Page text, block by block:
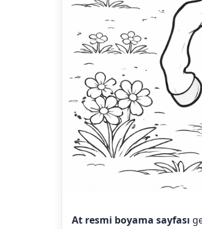
At resmi boyama sayfası